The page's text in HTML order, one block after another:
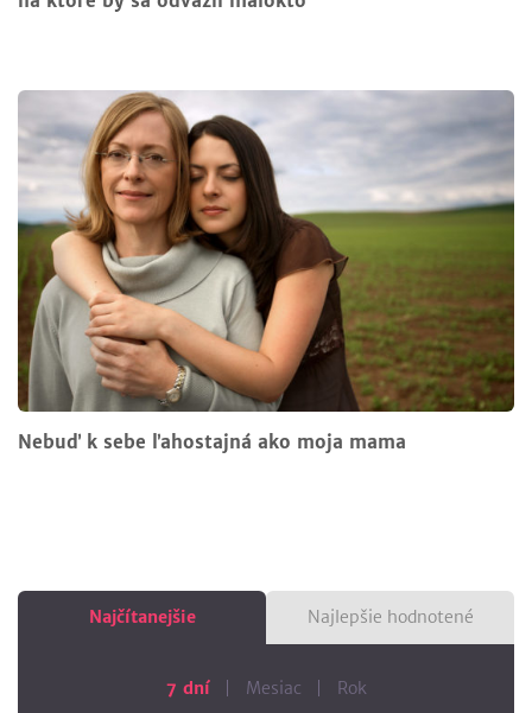
Nebuď k sebe ľahostajná ako moja mama
Najčítanejšie Najlepšie hodnotené
7 dní Mesiac Rok